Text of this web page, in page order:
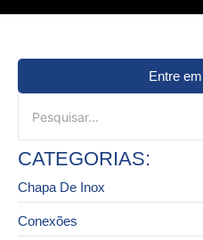
Entre
CATEGORIAS:
Chapa De Inox
Conexões